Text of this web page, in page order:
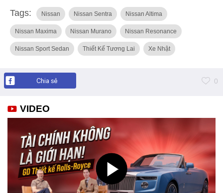
Tags: Nissan Nissan Sentra Nissan Altima
Nissan Maxima Nissan Murano Nissan Resonance
Nissan Sport Sedan Thiết Kế Tương Lai Xe Nhật
Chia sẻ 0
VIDEO